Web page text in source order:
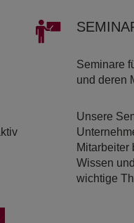
Seminare
und deren
Unsere
Mitarbeiter
Wissen
wichtige